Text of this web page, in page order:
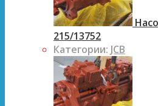
215/13752
Категории: JCB